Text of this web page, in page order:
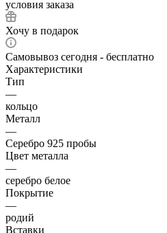
условия заказа
Хочу в подарок
Самовывоз сегодня - бесплатно
Характеристики
Тип
—
кольцо
Металл
—
Серебро 925 пробы
Цвет металла
—
серебро белое
Покрытие
—
родий
Вставки